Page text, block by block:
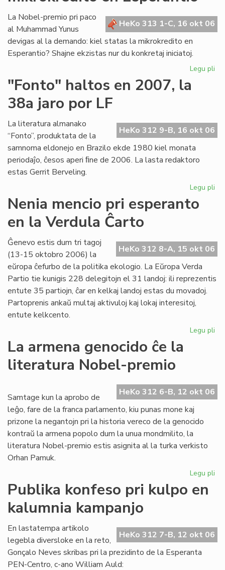
HeKo 313 1-C, 16 okt 06
La Nobel-premio pri paco
al Muhammad Yunus
devigas al la demando: kiel statas la mikrokredito en
Esperantio? Shajne ekzistas nur du konkretaj iniciatoj.
Legu pli
"Fonto" haltos en 2007, la
38a jaro por LF
HeKo 312 9-B, 16 okt 06
La literatura almanako
“Fonto”, produktata de la
samnoma eldonejo en Brazilo ekde 1980 kiel monata
periodaĵo, ĉesos aperi ﬁne de 2006. La lasta redaktoro
estas Gerrit Berveling.
Legu pli
la
LF
Nenia mencio pri esperanto
en la Verdula Ĉarto
HeKo 312 8-A, 15 okt 06
Ĝenevo estis dum tri tagoj
(13-15 oktobro 2006) la
eŭropa ĉefurbo de la politika ekologio. La Eŭropa Verda
Partio tie kunigis 228 delegitojn el 31 landoj: ili reprezentis
entute 35 partiojn, ĉar en kelkaj landoj estas du movadoj.
Partoprenis ankaŭ multaj aktivuloj kaj lokaj interesitoj,
entute kelkcento.
Legu pli
en
La armena genocido ĉe la
literatura Nobel-premio
HeKo 312 6-B, 12 okt 06
Samtage kun la aprobo de
leĝo, fare de la franca parlamento, kiu punas mone kaj
prizone la negantojn pri la historia vereco de la genocido
kontraŭ la armena popolo dum la unua mondmilito, la
literatura Nobel-premio estis asignita al la turka verkisto
Orhan Pamuk.
Legu pli
la
Publika konfeso pri kulpo en
kalumnia kampanjo
HeKo 312 7-B, 12 okt 06
En lastatempa artikolo
legebla diversloke en la reto,
Gonçalo Neves skribas pri la prezidinto de la Esperanta
PEN-Centro, c-ano William Auld: